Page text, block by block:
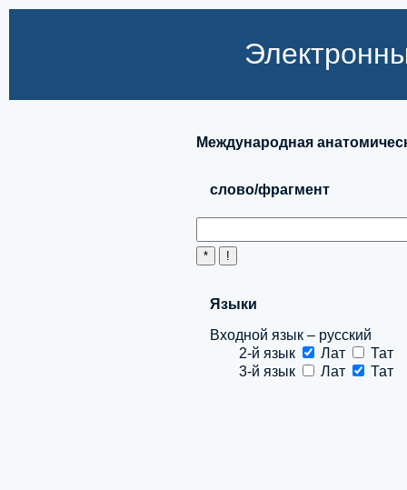
Международная
слово/фрагмент
Языки
Входной язык – русский
2-й язык
Лат
Тат
3-й язык
Лат Тат